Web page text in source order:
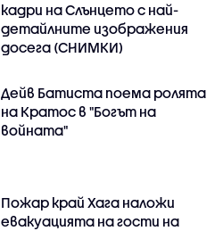
кадри на Слънцето с най-
детайлните изображения
досега (СНИМКИ)
Дейв Батиста поема ролята
на Кратос в "Богът на
войната"
Пожар край Хага наложи
евакуацията на гости на